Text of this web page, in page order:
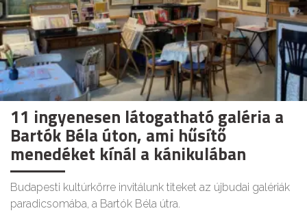
11 ingyenesen látogatható galéria a
Bartók Béla úton, ami hűsítő
menedéket kínál a kánikulában
Budapesti kultúrkörre invitálunk titeket az újbudai galériák
paradicsomába, a Bartók Béla útra.